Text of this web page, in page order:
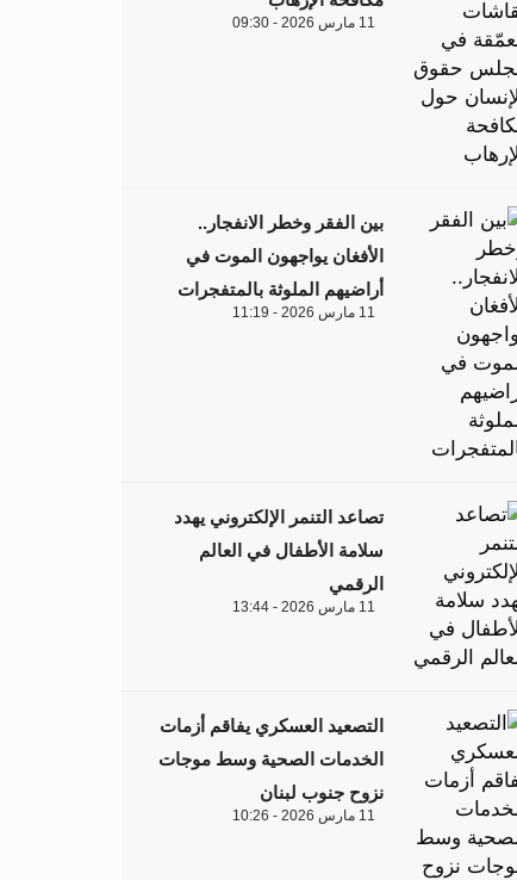
11 مارس 2026 - 09:30
بين الفقر وخطر الانفجار..
الأفغان يواجهون الموت في
أراضيهم الملوثة بالمتفجرات
11 مارس 2026 - 11:19
تصاعد التنمر الإلكتروني يهدد
سلامة الأطفال في العالم
الرقمي
11 مارس 2026 - 13:44
التصعيد العسكري يفاقم أزمات
الخدمات الصحية وسط موجات
نزوح جنوب لبنان
11 مارس 2026 - 10:26